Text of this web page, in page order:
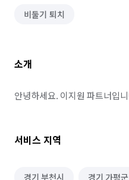
비둘기 퇴치
소개
안녕하세요. 이지원 파트너입
서비스 지역
경기 부천시 경기 가평군